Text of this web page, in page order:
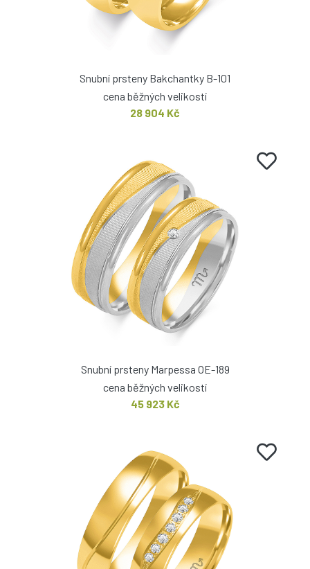
Snubní prsteny Bakchantky B-101
cena běžných velikostí
28 904 Kč
Snubní prsteny Marpessa OE-189
cena běžných velikostí
45 923 Kč